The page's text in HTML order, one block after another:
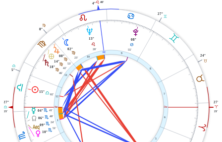
A
B
C
D
E
F
G
H
1
W
5
6
7
i
8
9
10
X
11
12
G
27°
21'
A
27°
21'
B
24°
C
27°
E
4° 40'
F
8°
G
5°
O 04° H 41'
Y 06° H 40'
l09° H 24'
P 10° H
51'
V
08°
D
55'
U
13°
E
20'
N
02°
F
23'
R
08°
F
53'
È
14°
F
42'
S
18°
F
46'
M15°G 02'